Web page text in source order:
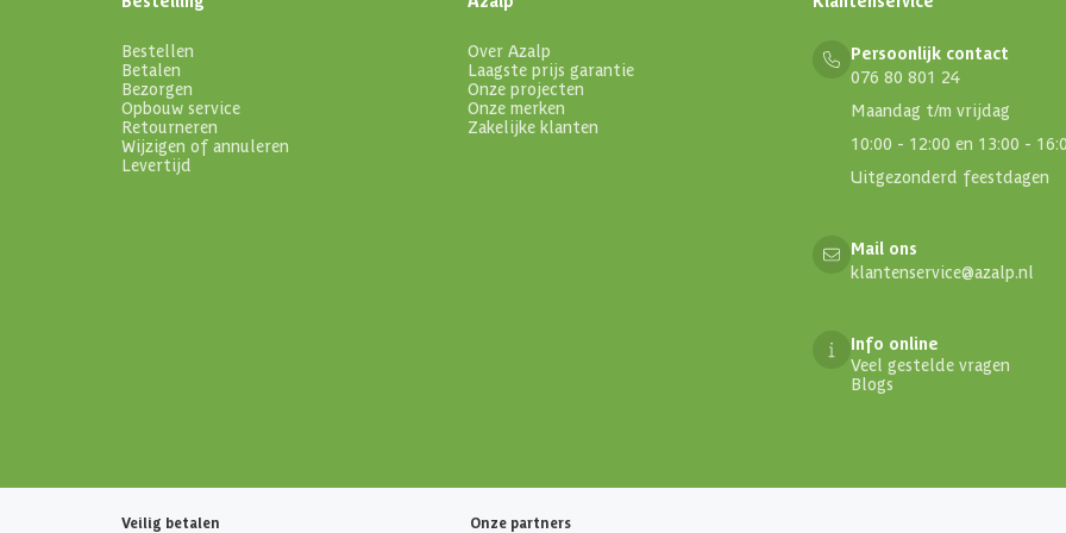
Bestellen
Betalen
Bezorgen
Opbouw service
Retourneren
Wijzigen of annuleren
Levertijd
Over Azalp
Laagste prijs garantie
Onze projecten
Onze merken
Zakelijke klanten
Persoonlijk contact
076 80 801 24
Maandag t/m vrijdag
10:00 - 12:00 en 13:00 -
Uitgezonderd feestdagen
Mail ons
klantenservice@azalp.nl
Info online
Veel gestelde vragen
Blogs
Veilig betalen Onze partners